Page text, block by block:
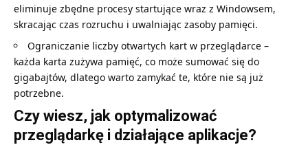
eliminuje zbędne procesy startujące wraz z Windowsem,
skracając czas rozruchu i uwalniając zasoby pamięci.
Ograniczanie liczby otwartych kart w przeglądarce –
każda karta zużywa pamięć, co może sumować się do
gigabajtów, dlatego warto zamykać te, które nie są już
potrzebne.
Czy wiesz, jak optymalizować
przeglądarkę i działające aplikacje?